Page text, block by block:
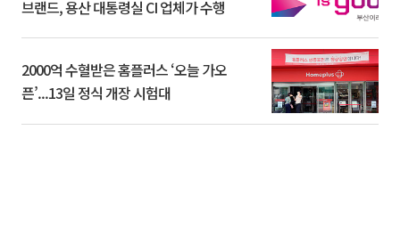
브랜드, 용산 대통령실 CI 업체가 수행
2000억 수혈받은 홈플러스 ‘오늘 가오
픈’...13일 정식 개장 시험대